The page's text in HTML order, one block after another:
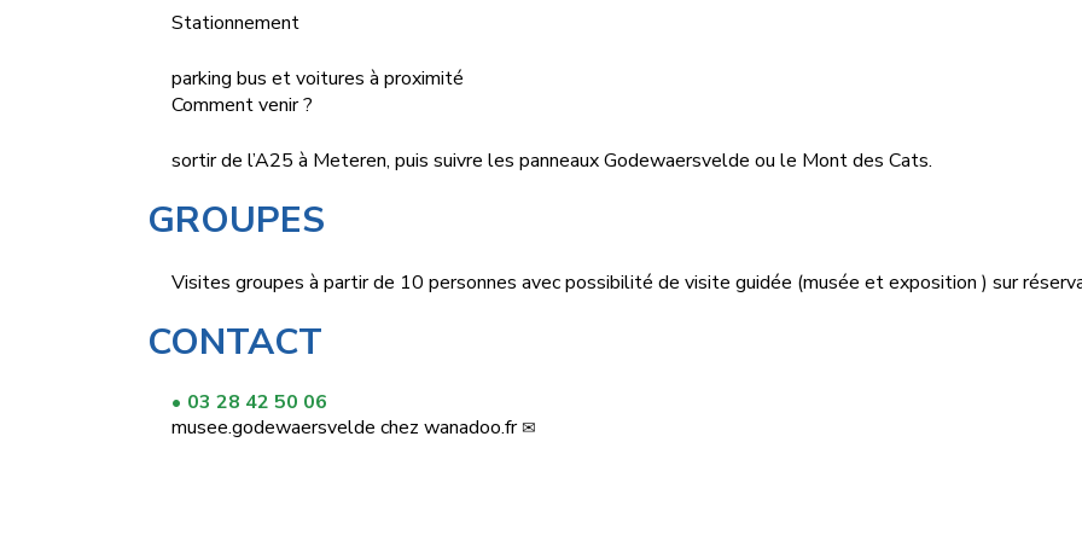
Stationnement
parking bus et voitures à proximité
Comment venir ?
sortir de l’A25 à Meteren, puis suivre les panneaux Godewaersvelde ou le Mont des Cats.
GROUPES
Visites groupes à partir de 10 personnes avec possibilité de visite guidée (musée et exposition ) sur
CONTACT
03 28 42 50 06
musee.godewaersvelde chez wanadoo.fr